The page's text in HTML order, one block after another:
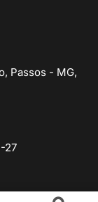
Passos - MG,
27